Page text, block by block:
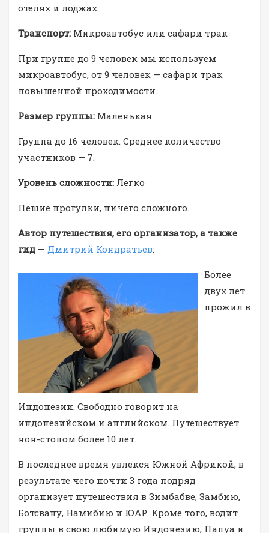
отелях и лоджах.
Транспорт: Микроавтобус или сафари трак
При группе до 9 человек мы используем
микроавтобус, от 9 человек — сафари трак
повышенной проходимости.
Размер группы: Маленькая
Группа до 16 человек. Среднее количество
участников — 7.
Уровень сложности: Легко
Пешие прогулки, ничего сложного.
Автор путешествия, его организатор, а также
гид — Дмитрий Кондратьев:
Более
двух лет
прожил в
Индонезии. Свободно говорит на
индонезийском и английском. Путешествует
нон-стопом более 10 лет.
В последнее время увлекся Южной Африкой, в
результате чего почти 3 года подряд
организует путешествия в Зимбабве, Замбию,
Ботсвану, Намибию и ЮАР. Кроме того, водит
группы в свою любимую Индонезию, Папуа и